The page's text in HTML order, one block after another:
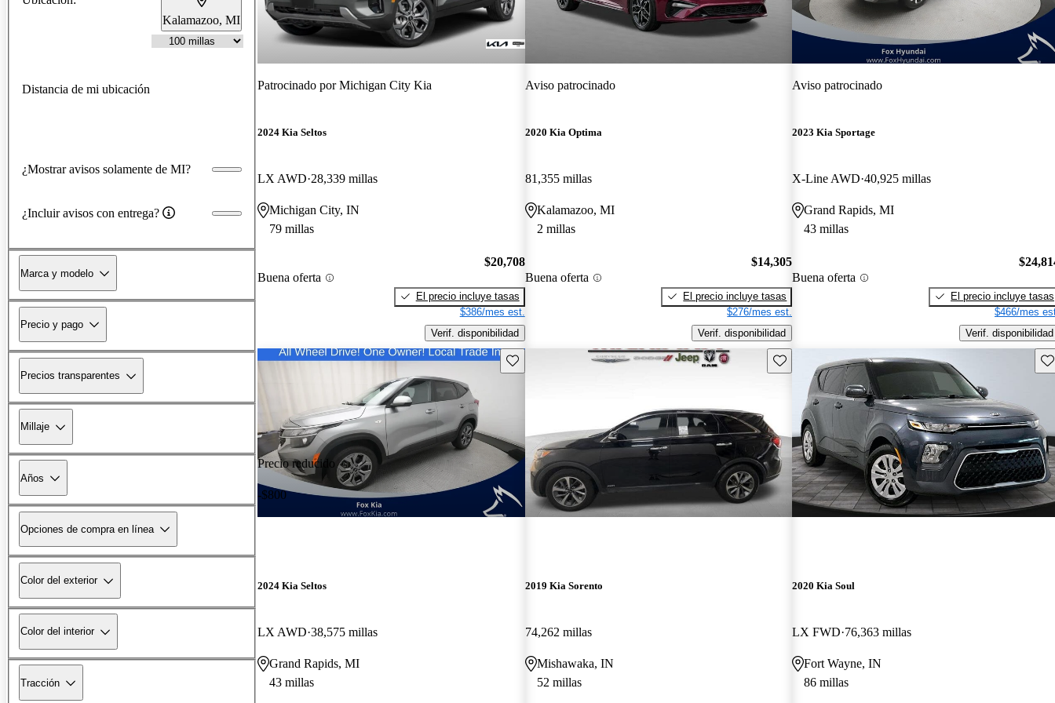
Kalamazoo, MI
Distancia de mi ubicación
¿Mostrar avisos solamente de MI?
¿Incluir avisos con entrega?
Marca y modelo
Precio y pago
Precios transparentes
Millaje
Años
Opciones de compra en línea
Color del exterior
Color del interior
Tracción
Patrocinado porMichigan City Kia
2024 Kia Seltos
LX AWD 28,339 millas
Michigan City, IN
79 millas
Buena oferta
$20,708
El precio incluye tasas
$386/mes est.
Verif. disponibilidad
Aviso patrocinado
2020 Kia Optima
81,355 millas
Kalamazoo, MI
2 millas
Buena oferta
$14,305
El precio incluye tasas
$276/mes est.
Verif. disponibilidad
Aviso patrocinado
2023 Kia Sportage
X-Line AWD 40,925 millas
Grand Rapids, MI
43 millas
Buena oferta
El precio incluye tasas
$466/mes
Verif. disponibilidad
Precio reducido
-$800
Guarda este Aviso
2024 Kia Seltos
LX AWD 38,575 millas
Grand Rapids, MI
43 millas
Guarda este Aviso
2019 Kia Sorento
74,262 millas
Mishawaka, IN
52 millas
2020 Kia Soul
LX FWD 76,363 millas
Fort Wayne, IN
86 millas